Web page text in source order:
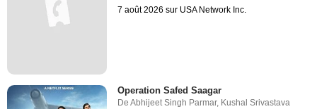
7 août 2026 sur USA Network Inc.
Operation Safed Saagar
DeAbhijeet Singh Parmar, Kushal Srivastava